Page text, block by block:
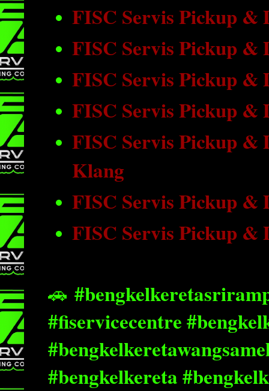
FISC Servis Pickup &
FISC Servis Pickup &
FISC Servis Pickup
FISC Servis Pickup
FISC Servis Pickup &
Klang
FISC Servis Pickup &
FISC Servis Pickup &
🚗
#fiservicecentre
#bengkelkereta